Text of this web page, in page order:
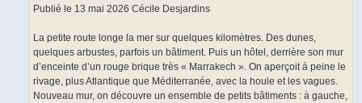
Publié le 13 mai 2026 Cécile Desjardins
La petite route longe la mer sur quelques kilomètres. Des dunes,
quelques arbustes, parfois un bâtiment. Puis un hôtel, derrière son mur
d’enceinte d’un rouge brique très « Marrakech ». On aperçoit à peine le
rivage, plus Atlantique que Méditerranée, avec la houle et les vagues.
Nouveau mur, on découvre un ensemble de petits bâtiments : à gauche,